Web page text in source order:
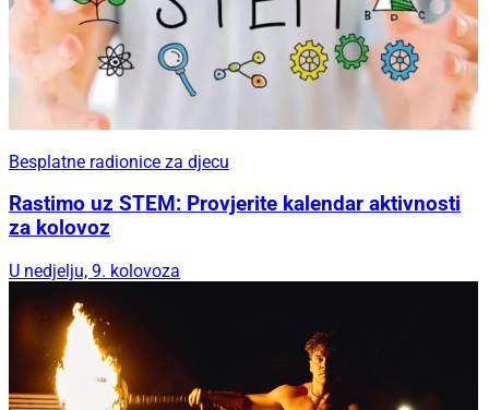
Besplatne radionice za djecu
Rastimo uz STEM: Provjerite kalendar aktivnosti
za kolovoz
U nedjelju, 9. kolovoza